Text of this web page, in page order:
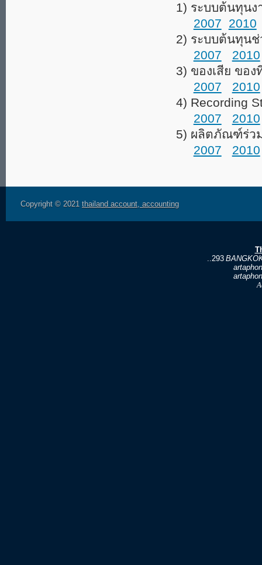
1) ระบบต้นทุน
2007
2010
2) ระบบต้นทุน
2007
2010
3) ของเสีย ขอ
2007
2010
4) Recording
2007
2010
5) ผลิตภัณฑ์ร่ว
2007
2010
Copyright © 2021 thailand account, accounting
..293